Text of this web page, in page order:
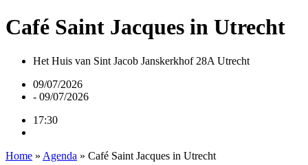
Café Saint Jacques in Utrecht
Het Huis van Sint Jacob Janskerkhof 28A Utrecht
09/07/2026
- 09/07/2026
17:30
Home » Agenda » Café Saint Jacques in Utrecht